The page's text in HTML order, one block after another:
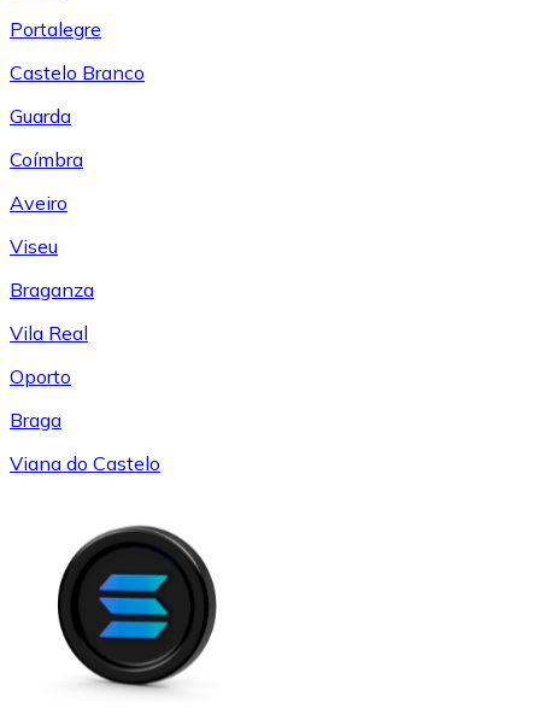
Portalegre
Castelo Branco
Guarda
Coímbra
Aveiro
Viseu
Braganza
Vila Real
Oporto
Braga
Viana do Castelo